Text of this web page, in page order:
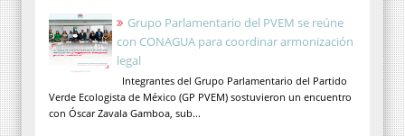
Grupo Parlamentario del PVEM se reúne
con CONAGUA para coordinar armonización
legal
Integrantes del Grupo Parlamentario del Partido
Verde Ecologista de México (GP PVEM) sostuvieron un encuentro
con Óscar Zavala Gamboa, sub...